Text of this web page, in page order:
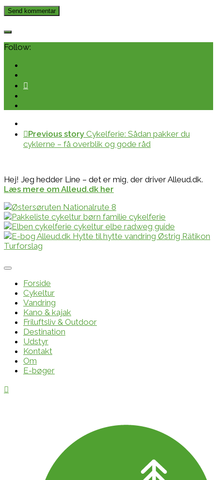
Follow:
Previous story Cykelferie: Sådan pakker du
cyklerne – få overblik og gode råd
Hej! Jeg hedder Line – det er mig, der driver Alleud.dk.
Læs mere om Alleud.dk her
Forside
Cykeltur
Vandring
Kano & kajak
Friluftsliv & Outdoor
Destination
Udstyr
Kontakt
Om
E-bøger